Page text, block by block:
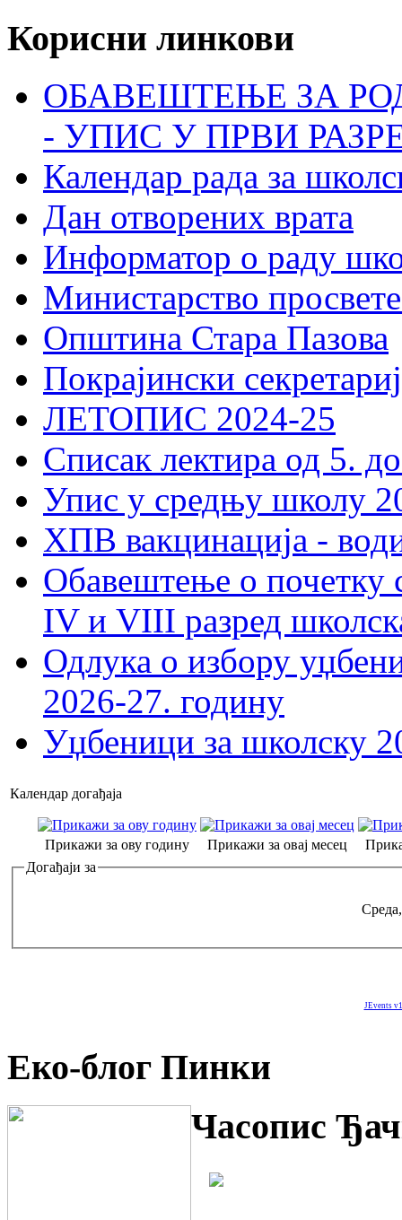
Корисни линкови
ОБАВЕШТЕЊЕ ЗА
- УПИС У ПРВИ
Календар рада за
Дан отворених врата
Информатор о раду
Министарство
Општина Стара Пазова
Покрајински
ЛЕТОПИС 2024-25
Списак лектира од 5.
Упис у средњу школу
ХПВ вакцинација -
Обавештење о почетку
IV и VIII разред
Одлука о избору
2026-27. годину
Уџбеници за школску
Календар догађаја
Прикажи за ову годину Прикажи за овај месец
Догађаји за
JEvents
Еко-блог Пинки
Часопис